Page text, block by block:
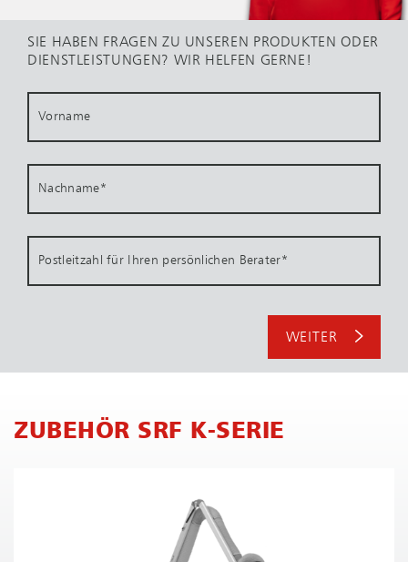
SIE HABEN FRAGEN ZU UNSEREN PRODUKTEN ODER
DIENSTLEISTUNGEN? WIR HELFEN GERNE!
Vorname
Nachname*
Postleitzahl für Ihren persönlichen Berater*
WEITER
ZUBEHÖR SRF K-SERIE